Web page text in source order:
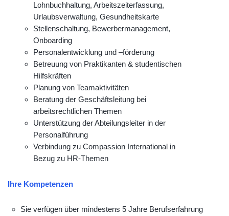
Lohnbuchhaltung, Arbeitszeiterfassung,
Urlaubsverwaltung, Gesundheitskarte
Stellenschaltung, Bewerbermanagement,
Onboarding
Personalentwicklung und –förderung
Betreuung von Praktikanten & studentischen
Hilfskräften
Planung von Teamaktivitäten
Beratung der Geschäftsleitung bei
arbeitsrechtlichen Themen
Unterstützung der Abteilungsleiter in der
Personalführung
Verbindung zu Compassion International in
Bezug zu HR-Themen
Ihre Kompetenzen
Sie verfügen über mindestens 5 Jahre Berufserfahrung